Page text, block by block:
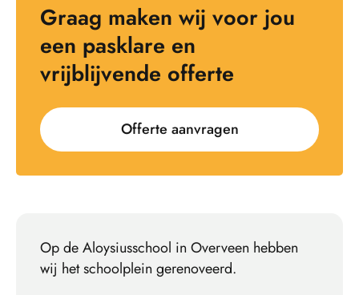
Graag maken wij voor jou
een pasklare en
vrijblijvende offerte
Offerte aanvragen
Op de Aloysiusschool in Overveen hebben
wij het schoolplein gerenoveerd.